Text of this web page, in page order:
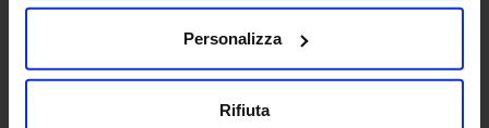
Personalizza
Rifiuta
Senaf srl
Via Eritrea 21/A
20157 | Milano | Italia